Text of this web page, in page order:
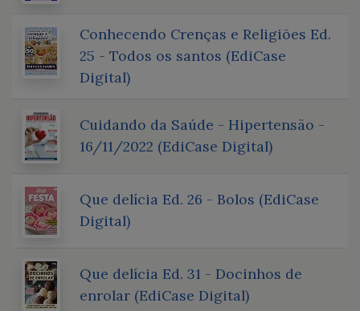
Conhecendo Crenças e Religiões Ed.
25 - Todos os santos (EdiCase
Digital)
Cuidando da Saúde - Hipertensão -
16/11/2022 (EdiCase Digital)
Que delícia Ed. 26 - Bolos (EdiCase
Digital)
Que delícia Ed. 31 - Docinhos de
enrolar (EdiCase Digital)